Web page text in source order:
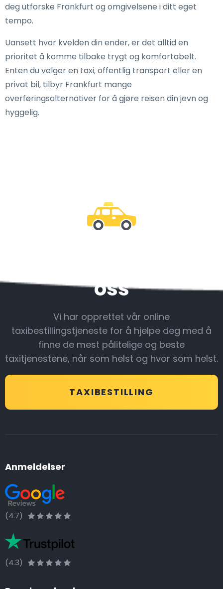
deg utforske Frankfurt og omgivelsene i ditt eget
tempo.
Uansett hvor kvelden din ender, er det alltid en
prioritet å komme tilbake trygt og komfortabelt.
Enten du velger en taxi, offentlig transport eller en
privat bil, tilbyr Frankfurt mange
overføringsalternativer for å gjøre reisen din jevn og
hyggelig.
oss
Vi har opprettet vår online
taxibestillingstjeneste for å hjelpe deg med å
finne de mest pålitelige og beste
taxitjenestene, når som helst og hvor som helst.
TAXIBESTILLING
Anmeldelser
(4.7)
(4.3)